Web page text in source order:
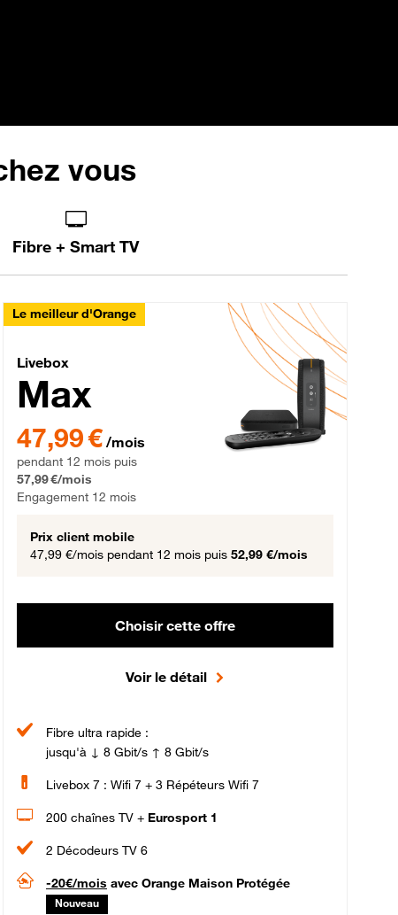
vous
Fibre + Smart TV
12 mois
Le meilleur d'Orange
Livebox Max Fibre
Livebox
Max
47,99 € par mois pendant 12 mois puis 57,99 € par mois,
47,99 € /mois
pendant 12 mois puis
57,99 €/mois
Engagement 12 mois
Prix client mobile
47,99 €/mois pendant 12 mois puis 52,99 €/mois
Choisir cette offre
Voir le détail
Fibre ultra rapide :
jusqu'à ↓ 8 Gbit/s ↑ 8 Gbit/s
Livebox 7 : Wifi 7 + 3 Répéteurs Wifi 7
200 chaînes TV + Eurosport 1
2 Décodeurs TV 6
-20€/mois avec Orange Maison Protégée
Nouveau